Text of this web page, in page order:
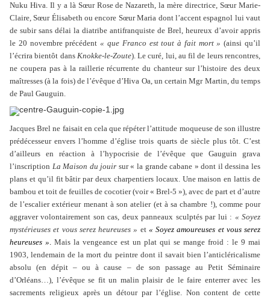
Nuku Hiva. Il y a là Sœur Rose de Nazareth, la mère directrice, Sœur Marie-
Claire, Sœur Élisabeth ou encore Sœur Maria dont l’accent espagnol lui vaut
de subir sans délai la diatribe antifranquiste de Brel, heureux d’avoir appris
le 20 novembre précédent« que Franco est tout à fait mort » (ainsi qu’il
l’écrira bientôt dans Knokke-le-Zoute). Le curé, lui, au fil de leurs rencontres,
ne coupera pas à la raillerie récurrente du chanteur sur l’histoire des deux
maîtresses (à la fois) de l’évêque d’Hiva Oa, un certain Mgr Martin, du temps
de Paul Gauguin.
Jacques Brel ne faisait en cela que répéter l’attitude moqueuse de son illustre
prédécesseur envers l’homme d’église trois quarts de siècle plus tôt. C’est
d’ailleurs en réaction à l’hypocrisie de l’évêque que Gauguin grava
l’inscription La Maison du jouir sur « la grande cabane » dont il dessina les
plans et qu’il fit bâtir par deux charpentiers locaux. Une maison en lattis de
bambou et toit de feuilles de cocotier (voir « Brel-5 »), avec de part et d’autre
de l’escalier extérieur menant à son atelier (et à sa chambre !), comme pour
aggraver volontairement son cas, deux panneaux sculptés par lui : « Soyez
mystérieuses et vous serez heureuses » et « Soyez amoureuses et vous serez
heureuses ». Mais la vengeance est un plat qui se mange froid : le 9 mai
1903, lendemain de la mort du peintre dont il savait bien l’anticléricalisme
absolu (en dépit – ou à cause – de son passage au Petit Séminaire
d’Orléans…), l’évêque se fit un malin plaisir de le faire enterrer avec les
sacrements religieux après un détour par l’église. Non content de cette